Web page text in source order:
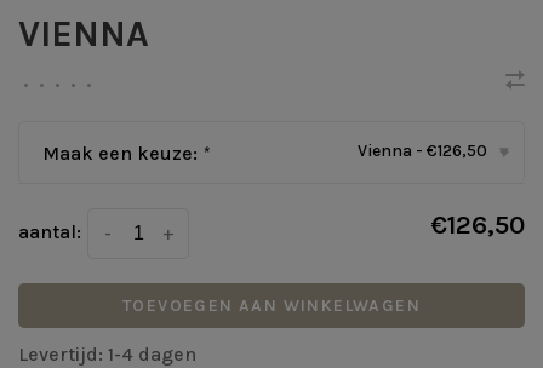
VIENNA
• • • • •
Maak een keuze: * Vienna - €126,50 ▾
aantal: +
- €126,50
TOEVOEGEN AAN WINKELWAGEN
Levertijd: 1-4 dagen